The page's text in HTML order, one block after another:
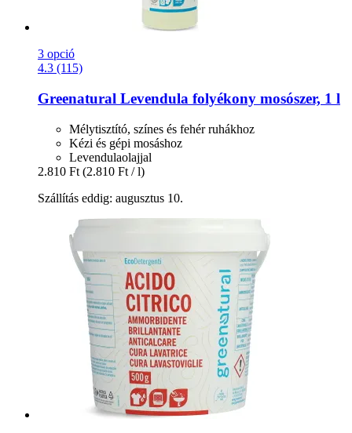
3 opció
4.3 (115)
Greenatural Levendula folyékony mosószer, 1 l
Mélytisztító, színes és fehér ruhákhoz
Kézi és gépi mosáshoz
Levendulaolajjal
2.810 Ft (2.810 Ft / l)
Szállítás eddig: augusztus 10.